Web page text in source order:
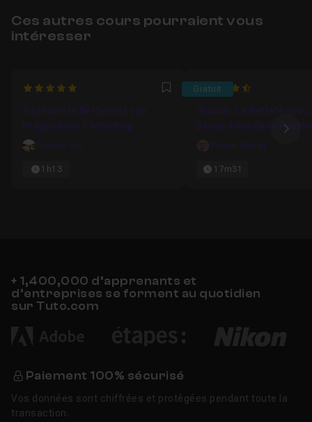
Ces autres cours pourraient vous
intéresser
5 Favori
Améliorer la Netteté de vos
Images avec Photoshop
Florent Vin
1h13
Gratuit
4.9
Gratuit : La Netteté
passe-haut dans
Pascal Gauch
17m31
+ 1,400,000 d’apprenants et
d’entreprises se forment au quotidien
sur Tuto.com
Paiement 100% sécurisé
Vos données sont chiffrées et protégées pendant toute la
transaction.